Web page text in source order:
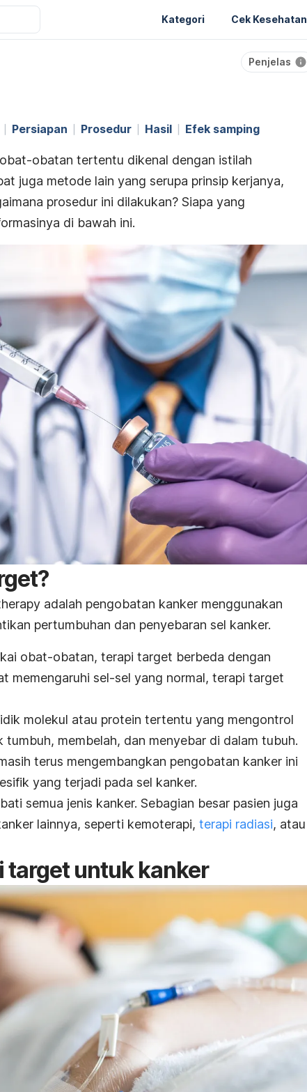
Kategori Cek Kesehatan
Penjelas
Persiapan Prosedur Hasil Efek samping
obatan tertentu dikenal dengan istilah
juga metode lain yang serupa prinsip kerjanya,
prosedur ini dilakukan? Siapa yang
di bawah ini.
adalah pengobatan kanker menggunakan
pertumbuhan dan penyebaran sel kanker.
obat-obatan, terapi target berbeda dengan
memengaruhi sel-sel yang normal, terapi target
molekul atau protein tertentu yang mengontrol
tumbuh, membelah, dan menyebar di dalam tubuh.
terus mengembangkan pengobatan kanker ini
yang terjadi pada sel kanker.
semua jenis kanker. Sebagian besar pasien juga
lainnya, seperti kemoterapi, terapi radiasi, atau
target untuk kanker